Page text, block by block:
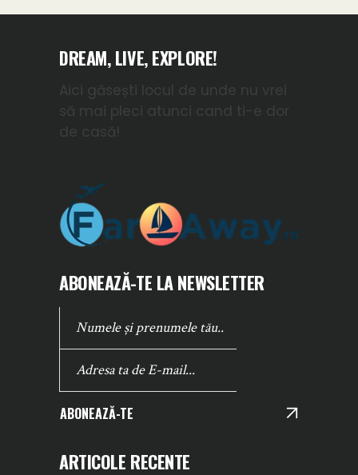
DREAM, LIVE, EXPLORE!
Aici găsești locul de unde nu vrei
să mai pleci atunci cand ti-e dor
de casă!
ABONEAZĂ-TE LA NEWSLETTER
ABONEAZĂ-TE
ARTICOLE RECENTE